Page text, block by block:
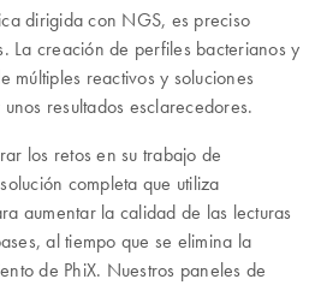
dirigida con NGS, es preciso
La creación de perfiles bacterianos y
múltiples reactivos y soluciones
resultados esclarecedores.
los retos en su trabajo de
completa que utiliza
aumentar la calidad de las lecturas
al tiempo que se elimina la
de PhiX. Nuestros paneles de